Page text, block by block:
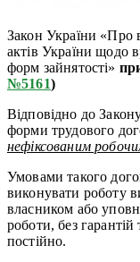
Закон України «Про
актів України щодо
форм зайнятості»
№5161)
Відповідно до
форми трудового
нефіксованим
Умовами такого
виконувати роботу
власником або
роботи, без
постійно.